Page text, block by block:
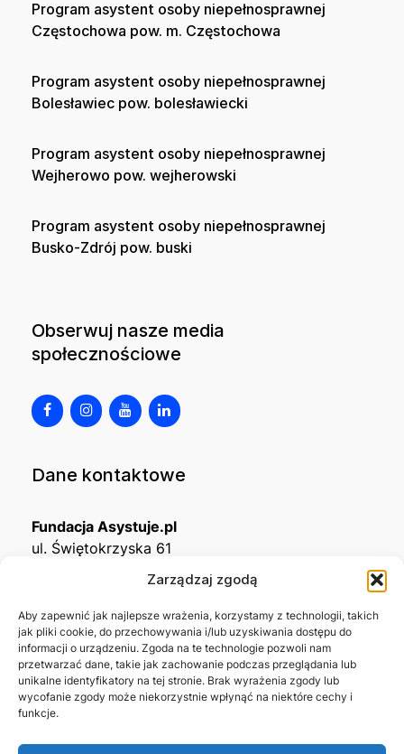
Zarządzaj zgodą
Aby zapewnić jak najlepsze wrażenia, korzystamy z technologii, takich
jak pliki cookie, do przechowywania i/lub uzyskiwania dostępu do
informacji o urządzeniu. Zgoda na te technologie pozwoli nam
przetwarzać dane, takie jak zachowanie podczas przeglądania lub
unikalne identyfikatory na tej stronie. Brak wyrażenia zgody lub
wycofanie zgody może niekorzystnie wpłynąć na niektóre cechy i
funkcje.
Program asystent osoby niepełnosprawnej
Częstochowa pow. m. Częstochowa
Program asystent osoby niepełnosprawnej
Bolesławiec pow. bolesławiecki
Program asystent osoby niepełnosprawnej
Wejherowo pow. wejherowski
Program asystent osoby niepełnosprawnej
Busko-Zdrój pow. buski
Obserwuj nasze media
społecznościowe
Dane kontaktowe
Fundacja Asystuje.pl
ul. Świętokrzyska 61
KRS0001215994
NIP5492488380
REGON543667703
Nr konta bankowego